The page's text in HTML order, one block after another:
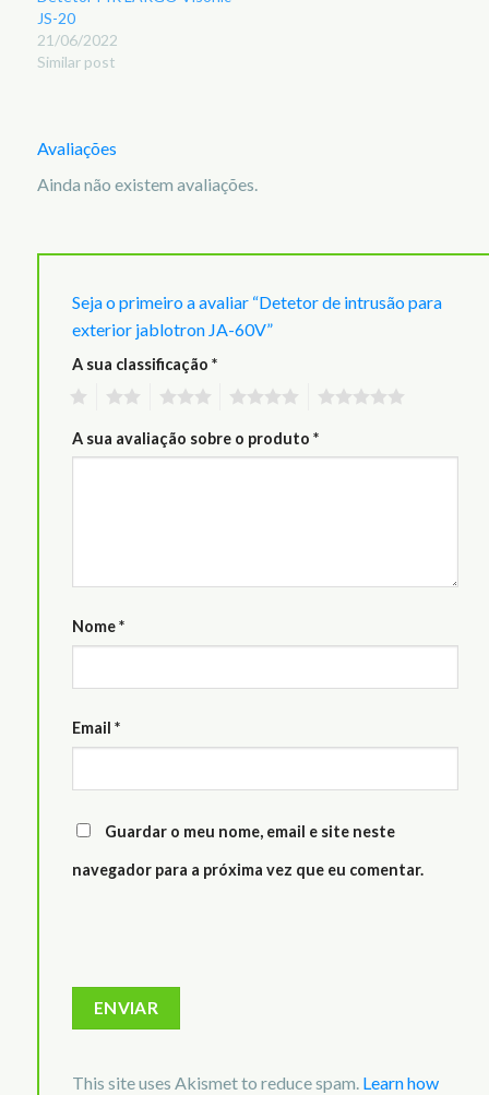
JS-20
21/06/2022
Similar post
Avaliações
Ainda não existem avaliações.
Seja o primeiro a avaliar “Detetor de intrusão para
exterior jablotron JA-60V”
A sua classificação *
A sua avaliação sobre o produto *
Nome*
Email *
Guardar o meu nome, email e site neste
navegador para a próxima vez que eu comentar.
This site uses Akismet to reduce spam. Learn how